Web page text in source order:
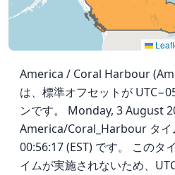
America / Coral Harbour
は、標準オフセットが
ンです。 Monday, 3 August
America/Coral_Harbour タイ
00:56:17 (EST) です。 このタ
イムが実施されないため、